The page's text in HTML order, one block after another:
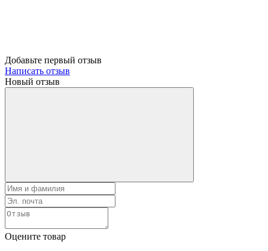
Добавьте первый отзыв
Написать отзыв
Новый отзыв
Оцените товар